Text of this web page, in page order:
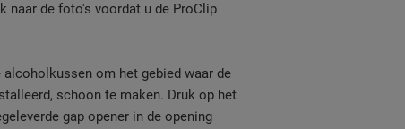
naar de foto's voordat u de ProClip
alcoholkussen om het gebied waar de
schoon te maken. Druk op het
gap opener in de opening